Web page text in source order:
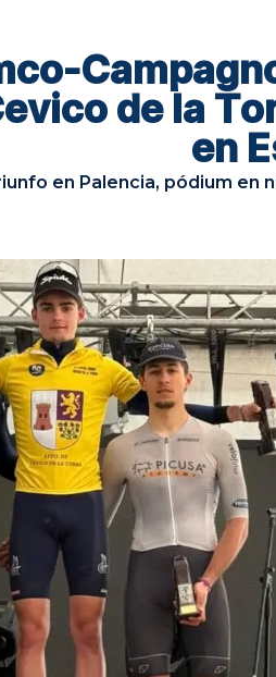
de la
en
en Palencia, pódium en